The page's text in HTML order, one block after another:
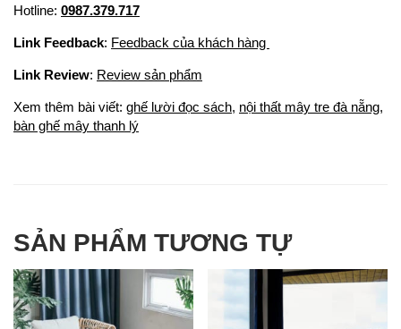
Hotline: 0987.379.717
Link Feedback: Feedback của khách hàng
Link Review: Review sản phẩm
Xem thêm bài viết: ghế lười đọc sách, nội thất mây tre đà nẵng,
bàn ghế mây thanh lý
SẢN PHẨM TƯƠNG TỰ